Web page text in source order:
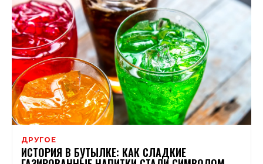
ДРУГОЕ
ИСТОРИЯ В БУТЫЛКЕ: КАК СЛАДКИЕ